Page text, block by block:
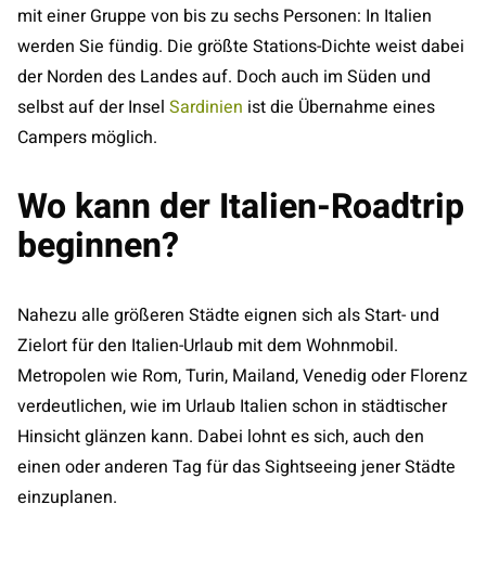
mit einer Gruppe von bis zu sechs Personen: In Italien
werden Sie fündig. Die größte Stations-Dichte weist dabei
der Norden des Landes auf. Doch auch im Süden und
selbst auf der Insel Sardinien ist die Übernahme eines
Campers möglich.
Wo kann der Italien-Roadtrip
beginnen?
Nahezu alle größeren Städte eignen sich als Start- und
Zielort für den Italien-Urlaub mit dem Wohnmobil.
Metropolen wie Rom, Turin, Mailand, Venedig oder Florenz
verdeutlichen, wie im Urlaub Italien schon in städtischer
Hinsicht glänzen kann. Dabei lohnt es sich, auch den
einen oder anderen Tag für das Sightseeing jener Städte
einzuplanen.